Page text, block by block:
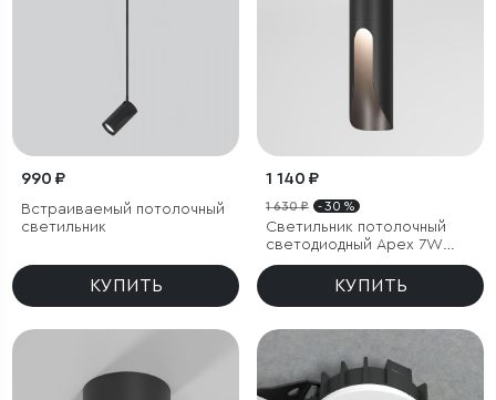
990 ₽
Встраиваемый потолочный
светильник
КУПИТЬ
1 140 ₽
1 630 ₽ - 30 %
Светильник потолочный
светодиодный Apex 7W
4000K черный
КУПИТЬ